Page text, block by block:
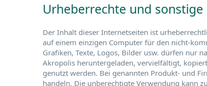
Urheberrechte und
Der Inhalt dieser Internetseiten ist
auf einem einzigen Computer für den nicht-
Grafiken, Texte, Logos, Bilder usw. dürfen nur
Akropolis heruntergeladen, vervielfältigt,
genutzt werden. Bei genannten Produkt- und
handeln. Die unberechtigte Verwendung kann